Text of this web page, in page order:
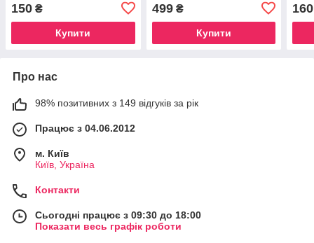
150 ₴
Купити
499₴
Купити
160
Про нас
98% позитивних з 149 відгуків за рік
Працює з 04.06.2012
м. Київ
Київ, Україна
Контакти
Сьогодні працює з 09:30 до 18:00
Показати весь графік роботи